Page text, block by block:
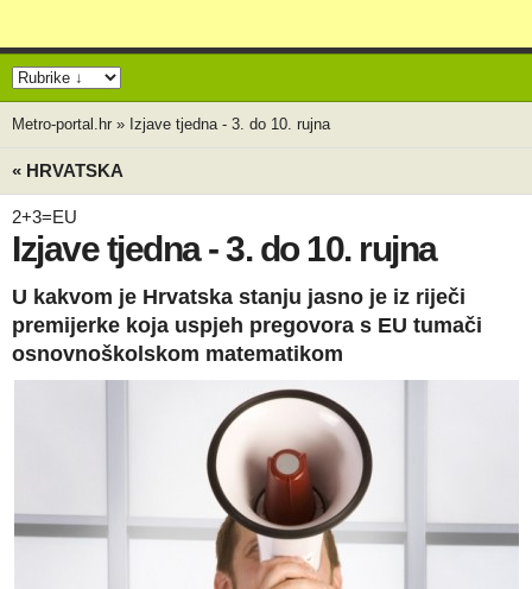
Metro-portal.hr » Izjave tjedna - 3. do 10. rujna
« HRVATSKA
2+3=EU
Izjave tjedna - 3. do 10. rujna
U kakvom je Hrvatska stanju jasno je iz riječi
premijerke koja uspjeh pregovora s EU tumači
osnovnoškolskom matematikom